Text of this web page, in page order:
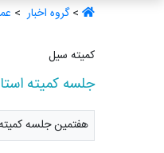
>گروه اخبار ‏ >
کمیته سیل
جلسه کمیته
هفتمین جلسه کمیته استانی کنترل